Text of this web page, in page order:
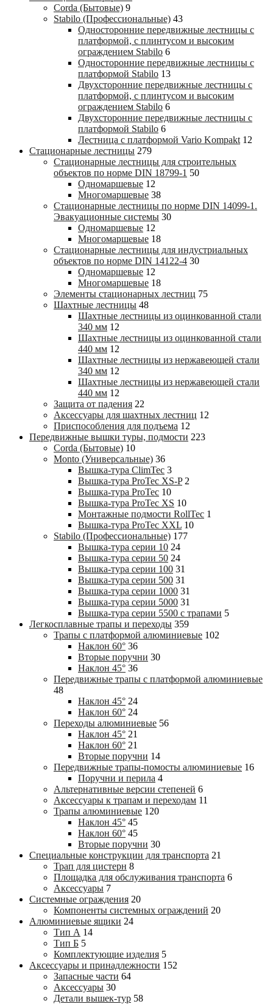
Corda (Бытовые) 9
Stabilo (Профессиональные) 43
Односторонние передвижные лестницы с
платформой, с плинтусом и высоким
ограждением Stabilo 6
Односторонние передвижные лестницы с
платформой Stabilo 13
Двухсторонние передвижные лестницы с
платформой, с плинтусом и высоким
ограждением Stabilo 6
Двухсторонние передвижные лестницы с
платформой Stabilo 6
Лестница с платформой Vario Kompakt 12
Стационарные лестницы 279
Стационарные лестницы для строительных
объектов по норме DIN 18799-1 50
Одномаршевые 12
Многомаршевые 38
Стационарные лестницы по норме DIN 14099-1.
Эвакуационные системы 30
Одномаршевые 12
Многомаршевые 18
Стационарные лестницы для индустриальных
объектов по норме DIN 14122-4 30
Одномаршевые 12
Многомаршевые 18
Элементы стационарных лестниц 75
Шахтные лестницы 48
Шахтные лестницы из оцинкованной стали
340 мм 12
Шахтные лестницы из оцинкованной стали
440 мм 12
Шахтные лестницы из нержавеющей стали
340 мм 12
Шахтные лестницы из нержавеющей стали
440 мм 12
Защита от падения 22
Аксессуары для шахтных лестниц 12
Приспособления для подъема 12
Передвижные вышки туры, подмости 223
Corda (Бытовые) 10
Monto (Универсальные) 36
Вышка-тура ClimTec 3
Вышка-тура ProTec XS-P 2
Вышка-тура ProTec 10
Вышка-тура ProTec XS 10
Монтажные подмости RollTec 1
Вышка-тура ProTec XXL 10
Stabilo (Профессиональные) 177
Вышка-тура cерии 10 24
Вышка-тура cерии 50 24
Вышка-тура cерии 100 31
Вышка-тура cерии 500 31
Вышка-тура cерии 1000 31
Вышка-тура cерии 5000 31
Вышка-тура cерии 5500 с трапами 5
Легкосплавные трапы и переходы 359
Трапы с платформой алюминиевые 102
Наклон 60° 36
Вторые поручни 30
Наклон 45° 36
Передвижные трапы с платформой алюминиевые
48
Наклон 45° 24
Наклон 60° 24
Переходы алюминиевые 56
Наклон 45° 21
Наклон 60° 21
Вторые поручни 14
Передвижные трапы-помосты алюминиевые 16
Поручни и перила 4
Альтернативные версии степеней 6
Аксессуары к трапам и переходам 11
Трапы алюминиевые 120
Наклон 45° 45
Наклон 60° 45
Вторые поручни 30
Специальные конструкции для транспорта 21
Трап для цистерн 8
Площадка для обслуживания транспорта 6
Аксессуары 7
Системные ограждения 20
Компоненты системных ограждений 20
Алюминиевые ящики 24
Тип А 14
Тип Б 5
Комплектующие изделия 5
Аксессуары и принадлежности 152
Запасные части 64
Аксессуары 30
Детали вышек-тур 58